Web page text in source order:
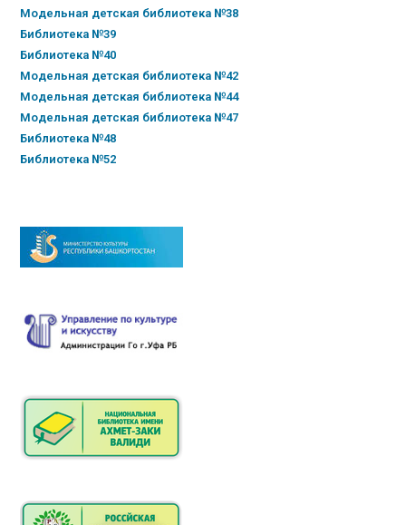
Модельная детская библиотека №38
Библиотека №39
Библиотека №40
Модельная детская библиотека №42
Модельная детская библиотека №44
Модельная детская библиотека №47
Библиотека №48
Библиотека №52